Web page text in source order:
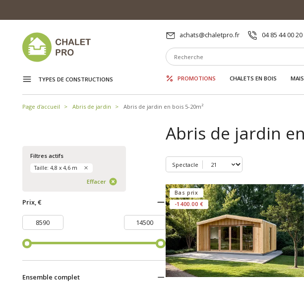
achats@chaletpro.fr 04 85 44 00 20
TYPES DE CONSTRUCTIONS PROMOTIONS CHALETS EN BOIS
Page d'accueil Abris de jardin Abris de jardin en bois 5-20m²
Filtres actifs
Taille: 4,8 x 4,6 m
Effacer
Prix, €
Ensemble complet
Abris de jardin
Spectacle
Bas prix
-1400.00 €